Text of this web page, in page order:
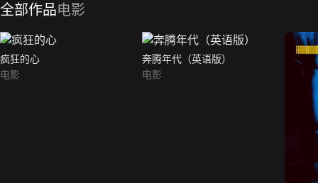
全部作品电影
疯狂的心
电影
奔腾年代（英语版）
电影